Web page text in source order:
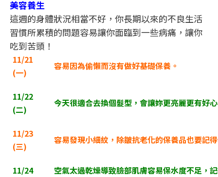
美容養生
這週的身體狀況相當不好，你長期以來的不良生活
習慣所累積的問題容易讓你面臨到一些病痛，讓你
吃到苦頭！
11/21
(一)
容易因為偷懶而沒有做好基礎保養。
11/22
(二)
今天很適合去換個髮型，會讓妳更亮麗更有好
11/23
(三)
容易發現小細紋，除皺抗老化的保養品也要記
11/24
空氣太過乾燥導致臉部肌膚容易保水度不足，